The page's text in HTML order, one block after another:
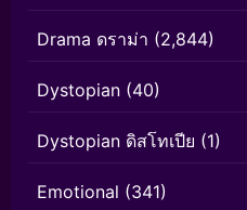
Drama ดราม่า (2,844)
Dystopian (40)
Dystopian ดิสโทเปีย (1)
Emotional (341)